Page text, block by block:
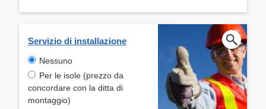
Servizio di installazione
Nessuno
Per le isole (prezzo da
concordare con la ditta di
montaggio)